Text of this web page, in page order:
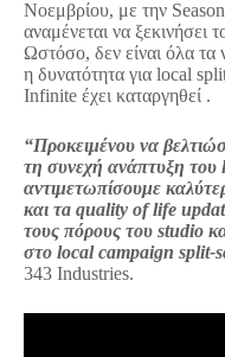
Νοεμβρίου, με την
αναμένεται να ξεκινήσει
Ωστόσο, δεν είναι όλα τα
η δυνατότητα για local
Infinite έχει καταργηθεί .
“Προκειμένου να
τη συνεχή ανάπτυξη του
αντιμετωπίσουμε
και τa quality oflife
τους πόρους του studio
στο localcampaign split-
343 Industries.